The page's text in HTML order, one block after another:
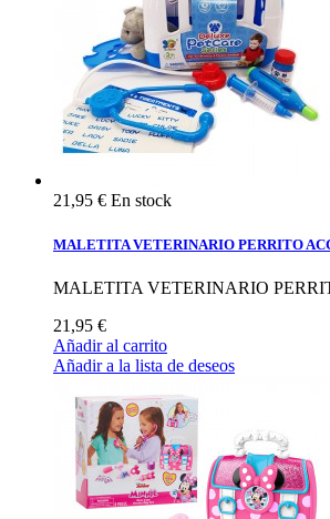
21,95 € En stock
MALETITA VETERINARIO PERRITO
MALETITA VETERINARIO
21,95 €
Añadir al carrito
Añadir a la lista de deseos